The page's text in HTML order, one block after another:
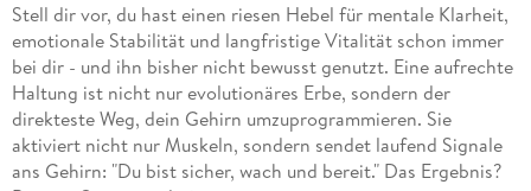
Stell dir vor, du hast einen riesen Hebel für mentale Klarheit,
emotionale Stabilität und langfristige Vitalität schon immer
bei dir - und ihn bisher nicht bewusst genutzt. Eine aufrechte
Haltung ist nicht nur evolutionäres Erbe, sondern der
direkteste Weg, dein Gehirn umzuprogrammieren. Sie
aktiviert nicht nur Muskeln, sondern sendet laufend Signale
ans Gehirn: "Du bist sicher, wach und bereit." Das Ergebnis?